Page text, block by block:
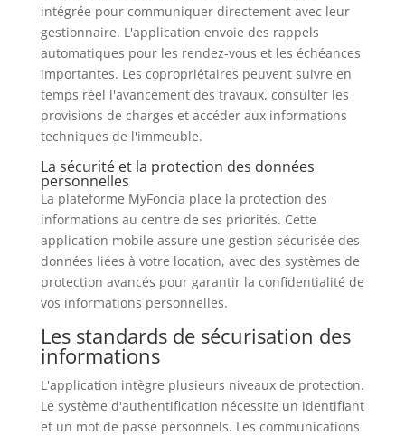
intégrée pour communiquer directement avec leur
gestionnaire. L'application envoie des rappels
automatiques pour les rendez-vous et les échéances
importantes. Les copropriétaires peuvent suivre en
temps réel l'avancement des travaux, consulter les
provisions de charges et accéder aux informations
techniques de l'immeuble.
La sécurité et la protection des données
personnelles
La plateforme MyFoncia place la protection des
informations au centre de ses priorités. Cette
application mobile assure une gestion sécurisée des
données liées à votre location, avec des systèmes de
protection avancés pour garantir la confidentialité de
vos informations personnelles.
Les standards de sécurisation des
informations
L'application intègre plusieurs niveaux de protection.
Le système d'authentification nécessite un identifiant
et un mot de passe personnels. Les communications